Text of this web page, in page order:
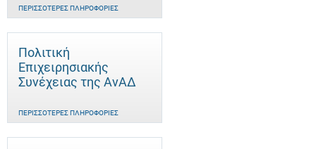
ΠΕΡΙΣΣΌΤΕΡΕΣ ΠΛΗΡΟΦΟΡΊΕΣ
Πολιτική
Επιχειρησιακής
Συνέχειας της ΑνΑΔ
ΠΕΡΙΣΣΌΤΕΡΕΣ ΠΛΗΡΟΦΟΡΊΕΣ